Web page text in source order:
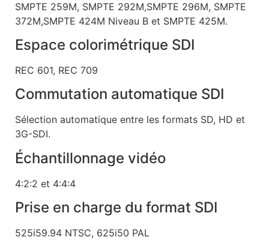
SMPTE 259M, SMPTE 292M,SMPTE 296M, SMPTE
372M,SMPTE 424M Niveau B et SMPTE 425M.
Espace colorimétrique SDI
REC 601, REC 709
Commutation automatique SDI
Sélection automatique entre les formats SD, HD et
3G-SDI.
Échantillonnage vidéo
4:2:2 et 4:4:4
Prise en charge du format SDI
525i59.94 NTSC, 625i50 PAL